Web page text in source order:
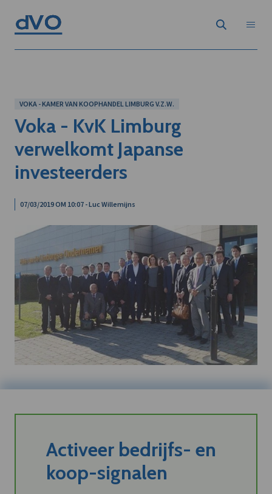
VOKA - KAMER VAN KOOPHANDEL LIMBURG V.Z.W.
Voka - KvK Limburg
verwelkomt Japanse
investeerders
07/03/2019 OM 10:07 - Luc Willemijns
Activeer bedrijfs- en
koop-signalen